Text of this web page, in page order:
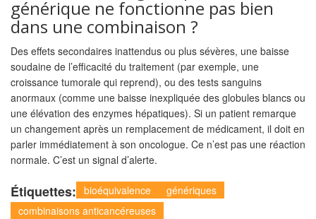
générique ne fonctionne pas bien
dans une combinaison ?
Des effets secondaires inattendus ou plus sévères, une baisse
soudaine de l’efficacité du traitement (par exemple, une
croissance tumorale qui reprend), ou des tests sanguins
anormaux (comme une baisse inexpliquée des globules blancs ou
une élévation des enzymes hépatiques). Si un patient remarque
un changement après un remplacement de médicament, il doit en
parler immédiatement à son oncologue. Ce n’est pas une réaction
normale. C’est un signal d’alerte.
Étiquettes: bioéquivalence
génériques
combinaisons anticancéreuses